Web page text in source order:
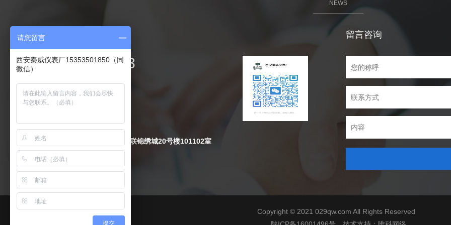
NEWS
联系我们
029-84217893
手 机：15339101775
Q Q：2474344599
地 址：陕西省西安市周至县万联锦绣城20号楼101102室
留言咨询
Copyright © 2021 029qw.com All Rights Reserved
请您留言
西安秦威仪表厂15353501850（同
微信）
提交